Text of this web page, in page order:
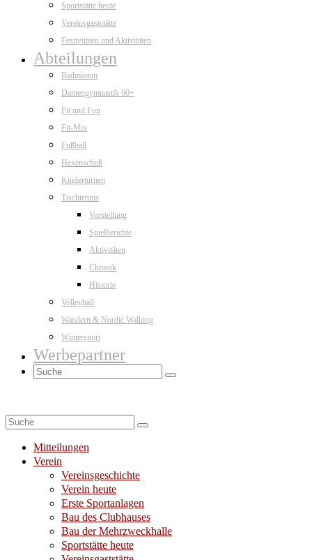
Sportstätte heute
Vereinsgaststätte
Festivitäten und Aktivitäten
Abteilungen
Badminton
Damengymnastik 60+
Fit und Fun
Fit-Mix
Fußball
Hexenschuß
Kinderturnen
Tischtennis
Vorstellung
Spielberichte
Aktivitäten
Chronik
Historie
Volleyball
Wandern & Nordic Walking
Wintersport
Werbepartner
Suche
Suche
Mitteilungen
Verein
Vereinsgeschichte
Verein heute
Erste Sportanlagen
Bau des Clubhauses
Bau der Mehrzweckhalle
Sportstätte heute